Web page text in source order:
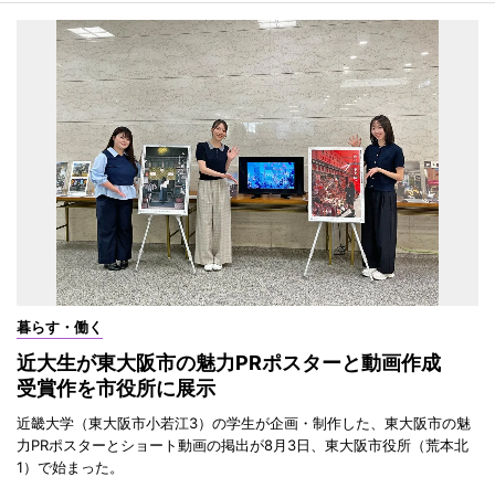
暮らす・働く
近大生が東大阪市の魅力PRポスターと動画作成
受賞作を市役所に展示
近畿大学（東大阪市小若江3）の学生が企画・制作した、東大阪市の魅
力PRポスターとショート動画の掲出が8月3日、東大阪市役所（荒本北
1）で始まった。